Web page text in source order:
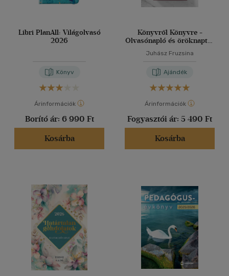
Libri PlanAll: Világolvasó
2026
Könyv
Árinformációk
Borító ár: 6 990 Ft
Kosárba
Könyvről Könyvre -
Olvasónapló és öröknaptár
Juhász Fruzsina
Ajándék
Árinformációk
Fogyasztói ár: 5 490 Ft
Kosárba